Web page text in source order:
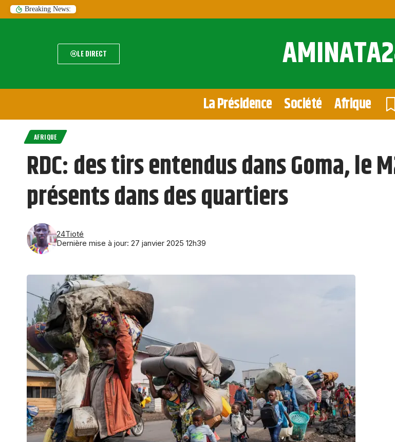
Breaking News:
LE DIRECT
La Présidence Société Afrique
AFRIQUE
RDC: des tirs entendus dans Goma, le
présents dans des quartiers
Dernière mise à jour: 27 janvier 2025 12h39
24Tioté